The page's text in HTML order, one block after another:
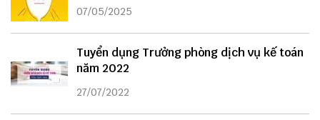
07/05/2025
Tuyển dụng Trưởng phòng dịch vụ kế toán
năm 2022
27/07/2022